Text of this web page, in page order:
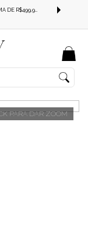
FRETE FIXO SUL E SUDESTE EM COMPRAS ACIMA DE R$499,99!